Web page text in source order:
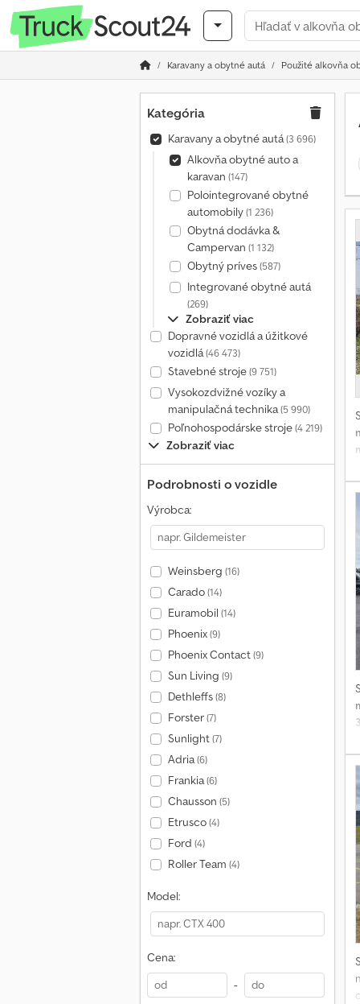
Karavany a obytné autá Použité alkovňa
Kategória
Karavany a obytné autá(3 696)
Alkovňa obytné auto a
karavan (147)
Polointegrované obytné
automobily(1 236)
Obytná dodávka &
Campervan (1 132)
Obytný príves(587)
Integrované obytné autá
(269)
Zobraziť viac
Dopravné vozidlá a úžitkové
vozidlá(46 473)
Stavebné stroje(9 751)
Vysokozdvižné vozíky a
manipulačná technika(5 990)
Poľnohospodárske stroje(4 219)
Zobraziť viac
Podrobnosti o vozidle
Výrobca:
Weinsberg (16)
Carado(14)
Euramobil (14)
Phoenix(9)
Phoenix Contact(9)
Sun Living (9)
Dethleffs(8)
Forster(7)
Sunlight(7)
Adria(6)
Frankia(6)
Chausson (5)
Etrusco(4)
Ford (4)
Roller Team (4)
Model:
Cena:
-